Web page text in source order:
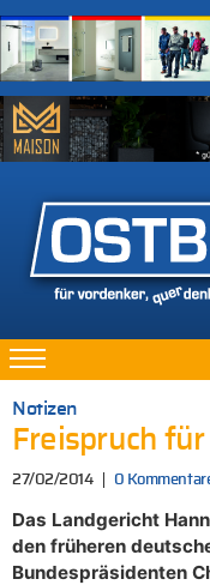
Notizen
Freispruch
27/02/2014 0
Das Landgericht
den früheren
Bundespräsidenten